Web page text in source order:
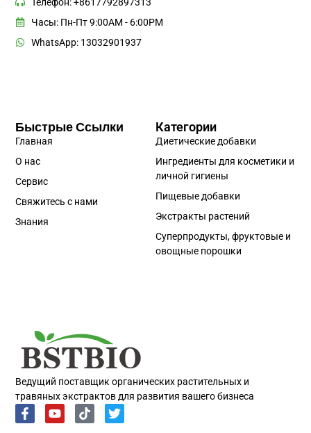
Ведущий поставщик органических растительных и
травяных экстрактов для развития вашего бизнеса
Категории
Диетические добавки
Ингредиенты для косметики и
личной гигиены
Пищевые добавки
Экстракты растений
Суперпродукты, фруктовые и
овощные порошки
Быстрые Ссылки
Главная
О нас
Сервис
Свяжитесь с нами
Знания
Часы: Пн-Пт 9:00AM - 6:00PM
WhatsApp: 13032901937
German
Italian
Japanese
Korean
Spanish